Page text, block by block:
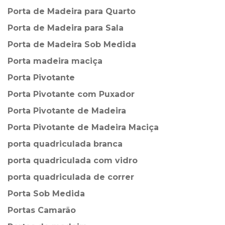
Porta de Madeira para Quarto
Porta de Madeira para Sala
Porta de Madeira Sob Medida
Porta madeira maciça
Porta Pivotante
Porta Pivotante com Puxador
Porta Pivotante de Madeira
Porta Pivotante de Madeira Maciça
porta quadriculada branca
porta quadriculada com vidro
porta quadriculada de correr
Porta Sob Medida
Portas Camarão